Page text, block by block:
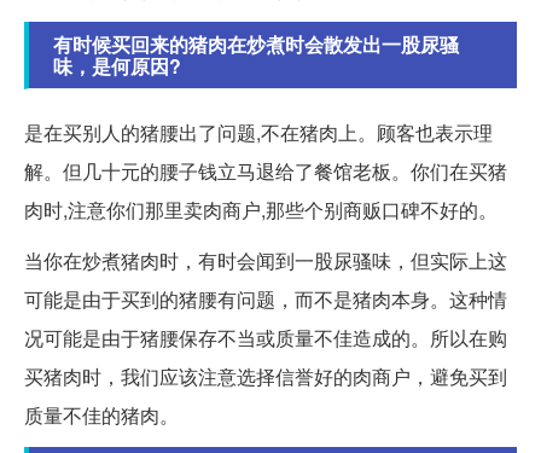
有时候买回来的猪肉在炒煮时会散发出一股尿骚
味，是何原因?
是在买别人的猪腰出了问题,不在猪肉上。顾客也表示理
解。但几十元的腰子钱立马退给了餐馆老板。你们在买猪
肉时,注意你们那里卖肉商户,那些个别商贩口碑不好的。
当你在炒煮猪肉时，有时会闻到一股尿骚味，但实际上这
可能是由于买到的猪腰有问题，而不是猪肉本身。这种情
况可能是由于猪腰保存不当或质量不佳造成的。所以在购
买猪肉时，我们应该注意选择信誉好的肉商户，避免买到
质量不佳的猪肉。